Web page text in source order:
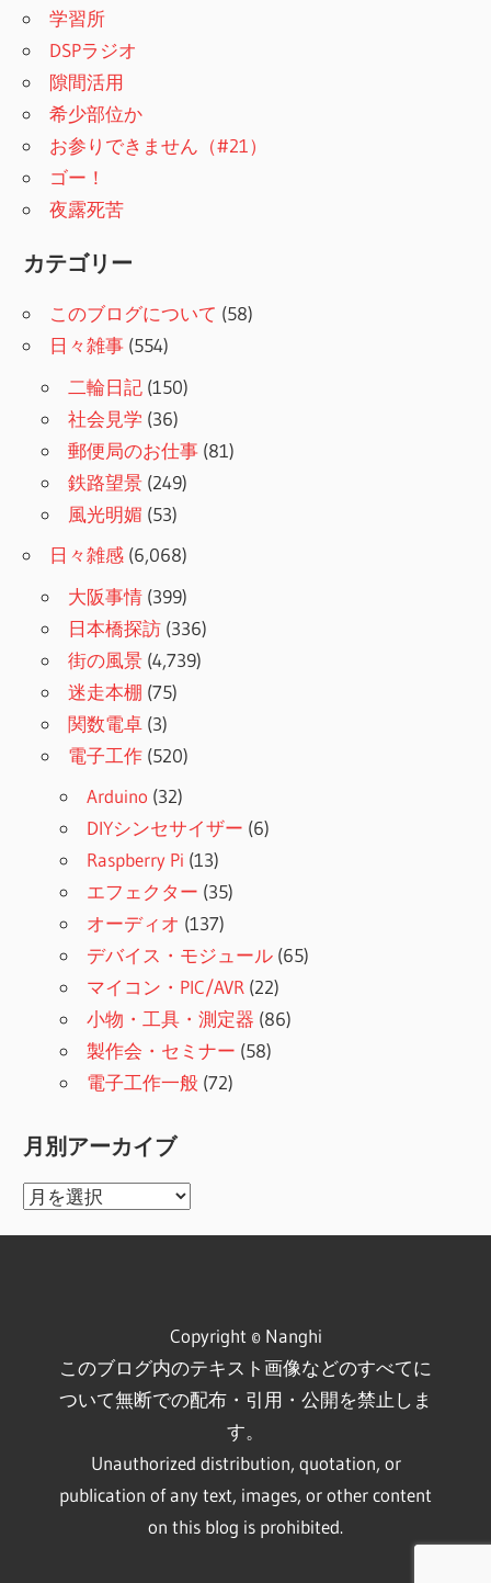
学習所
DSPラジオ
隙間活用
希少部位か
お参りできません（#21）
ゴー！
夜露死苦
カテゴリー
このブログについて (58)
日々雑事 (554)
二輪日記 (150)
社会見学 (36)
郵便局のお仕事 (81)
鉄路望景 (249)
風光明媚 (53)
日々雑感 (6,068)
大阪事情 (399)
日本橋探訪 (336)
街の風景 (4,739)
迷走本棚 (75)
関数電卓 (3)
電子工作 (520)
Arduino (32)
DIYシンセサイザー (6)
Raspberry Pi (13)
エフェクター (35)
オーディオ (137)
デバイス・モジュール (65)
マイコン・PIC/AVR (22)
小物・工具・測定器 (86)
製作会・セミナー (58)
電子工作一般 (72)
月別アーカイブ
月
Copyright © Nanghi
このブログ内のテキスト画像などのすべてに
ついて無断での配布・引用・公開を禁止しま
す。
Unauthorized distribution, quotation, or
publication of any text, images, or other content
on this blog is prohibited.